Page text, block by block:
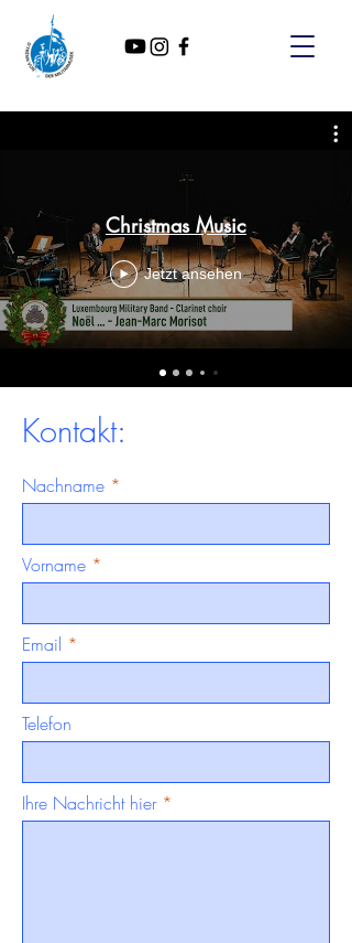
Christmas Music
Jetzt ansehen
Kontakt:
Nachname
Vorname
Email
Telefon
Ihre Nachricht hier